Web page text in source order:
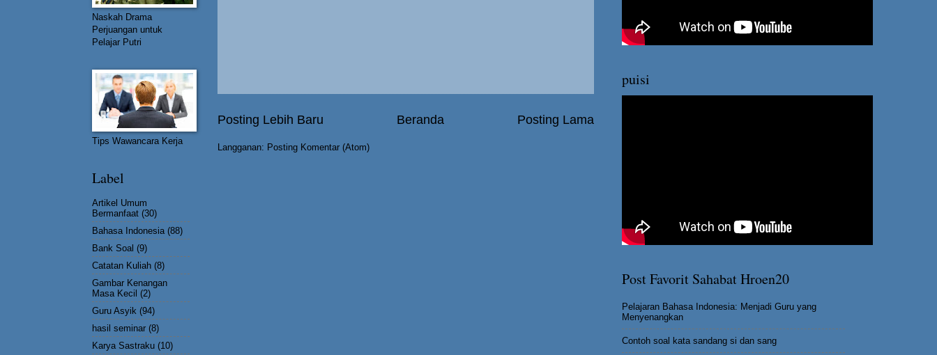
Posting Lebih Baru Posting Lama
Beranda
Langganan: Posting Komentar (Atom)
Naskah Drama
Perjuangan untuk
Pelajar Putri
Tips Wawancara Kerja
Label
Artikel Umum
Bermanfaat (30)
Bahasa Indonesia (88)
Bank Soal (9)
Catatan Kuliah (8)
Gambar Kenangan
Masa Kecil (2)
Guru Asyik (94)
hasil seminar (8)
Karya Sastraku (10)
puisi
Post Favorit Sahabat Hroen20
Pelajaran Bahasa Indonesia: Menjadi Guru yang
Menyenangkan
Contoh soal kata sandang si dan sang